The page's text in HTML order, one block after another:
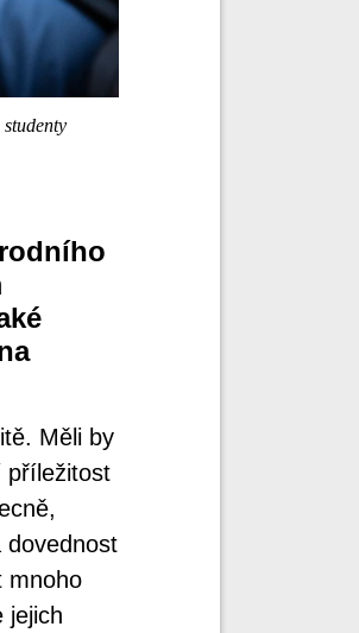
Měli by
příležitost
mnoho
jejich